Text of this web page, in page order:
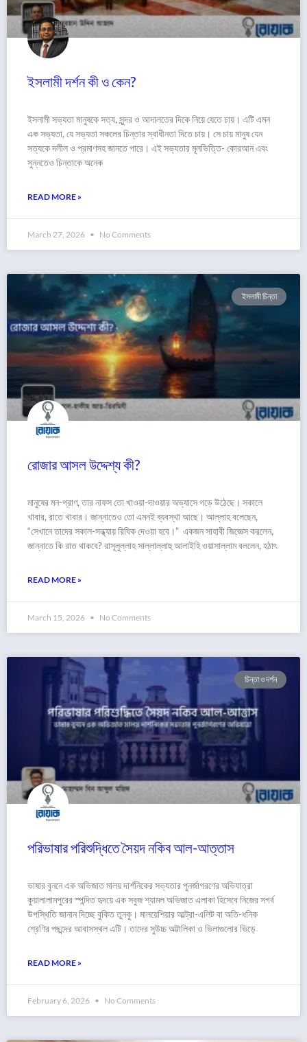
ইসলামী দর্শন কী ও কেন?
ইসলামী সভ্যতা মানুষকে সত্য, সুন্দর ও আদালতের দিকে নিয়ে যেতে চায়। এটি এমন
এক সভ্যতা, যে সভ্যতা সকলের চিন্তার স্বাধীনতা দিতে চায়। সে চায় মানুষ যেন
সত্যকে দলীল ও প্রমাণসহ জানতে পারে। এই সভ্যতার মূলভিত্তি- কোরআন এবং
সুন্নতেও চিন্তাকে অনেক
READ MORE »
March 27, 2026 No Comments
ইসলামী চিন্তা
রোজার আসল উদ্দেশ্য কী?
মানুষের মন-প্রাণ, তার নাফস তো খাওয়া-দাওয়ার অভ্যাসে গড়ে উঠেছে। সকালে
খাবার, রাতে খাবার। জান্নাতেও তো এমনই ব্যবস্থা আছে। আল্লাহ বলেছেন,
“সেখানে তাদের সকাল-সন্ধ্যায় রিযিক দেওয়া হবে।” একজন সাহাবী জিজ্ঞেস করলেন,
জান্নাতে কি রাত থাকবে? রাসূলুল্লাহ সাল্লাল্লাহু আলাইহি ওয়াসাল্লাম বললেন, হঠাৎ
READ MORE »
March 15, 2026 No Comments
চিন্তা ও দর্শন
পরিভাষার পরিশুদ্ধিতে সৈয়দ নকিব আল-আত্তাস
ভাষার বুননে এক অভিজাত মালয় দার্শনিকের সভ্যতার পুনর্জাগরণের অভিযাত্রা
কুয়ালালামপুরের স্পন্দিত হৃদয়ে এক সবুজ শ্যামল অভিজাত এলাকা হিসেবে নিজের সগর্ব
উপস্থিতি জানান দিচ্ছে বুকিত তুনকু। মালয়েশিয়ার আল্ট্রা-এলিট বা অতি-ধনিক
শ্রেণির পছন্দের আবাসস্থল এটি। তাদের সুউচ্চ অট্টালিকা ও ভিলাগুলোর ভিড়ে
READ MORE »
February 6, 2026 No Comments